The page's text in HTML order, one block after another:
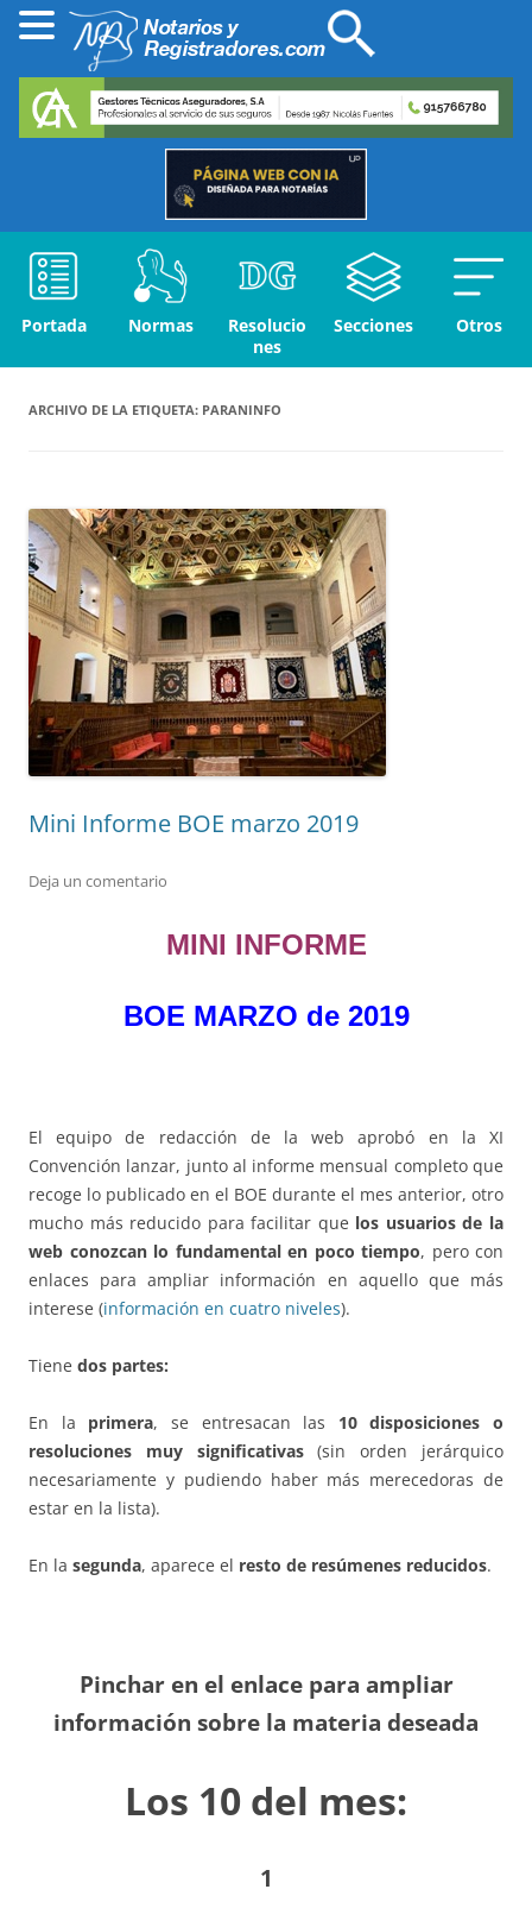
Portada Normas
Resolucio
nes
Secciones Otros
ARCHIVO DE LA ETIQUETA: PARANINFO
Mini Informe BOE marzo 2019
Deja un comentario
MINI INFORME
BOE MARZO de 2019
El equipo de redacción de la web aprobó en la XI
Convención lanzar, junto al informe mensual completo que
recoge lo publicado en el BOE durante el mes anterior, otro
mucho más reducido para facilitar que los usuarios de la
web conozcan lo fundamental en poco tiempo, pero con
enlaces para ampliar información en aquello que más
interese (información en cuatro niveles).
Tiene dos partes:
En la primera, se entresacan las 10 disposiciones o
resoluciones muy significativas(sin orden jerárquico
necesariamente y pudiendo haber más merecedoras de
estar en la lista).
En la segunda, aparece el resto de resúmenes reducidos.
Pinchar en el enlace para ampliar
información sobre la materia deseada
Los 10 del mes:
1